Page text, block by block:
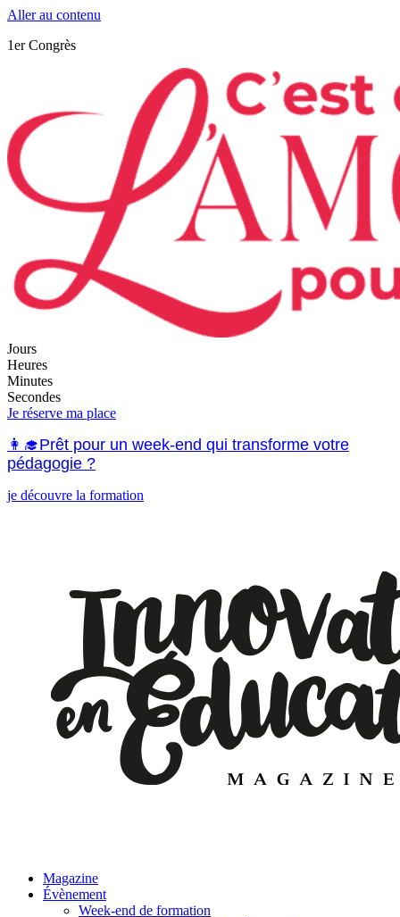
Aller au contenu
1er Congrès
Jours
Heures
Minutes
Secondes
Je réserve ma place
👩‍🎓Prêt pour un week-end qui transforme votre
pédagogie ?
je découvre la formation
Magazine
Évènement
Week-end de formation